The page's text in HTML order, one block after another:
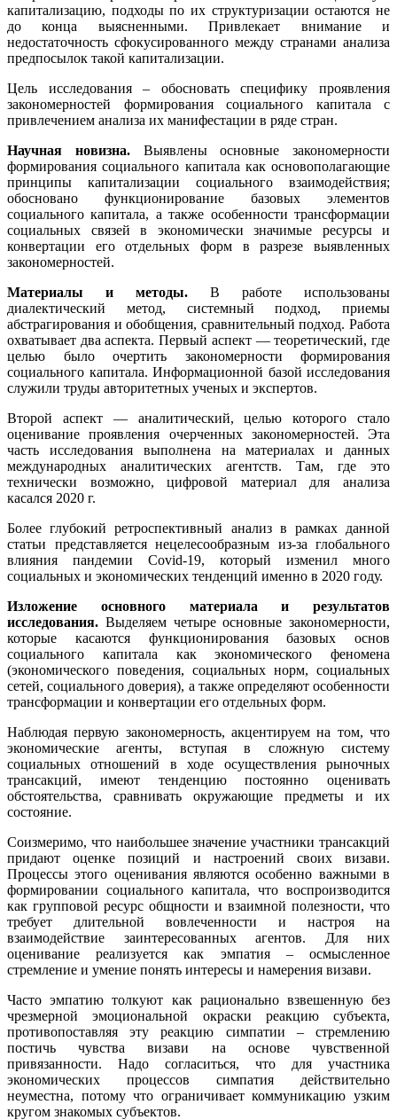
капитализацию, подходы по их структуризации остаются не
до конца выясненными. Привлекает внимание и
недостаточность сфокусированного между странами анализа
предпосылок такой капитализации.
Цель исследования – обосновать специфику проявления
закономерностей формирования социального капитала с
привлечением анализа их манифестации в ряде стран.
Научная новизна.Выявлены основные закономерности
формирования социального капитала как основополагающие
принципы капитализации социального взаимодействия;
обосновано функционирование базовых элементов
социального капитала, а также особенности трансформации
социальных связей в экономически значимые ресурсы и
конвертации его отдельных форм в разрезе выявленных
закономерностей.
Материалы и методы. В работе использованы
диалектический метод, системный подход, приемы
абстрагирования и обобщения, сравнительный подход. Работа
охватывает два аспекта. Первый аспект — теоретический, где
целью было очертить закономерности формирования
социального капитала. Информационной базой исследования
служили труды авторитетных ученых и экспертов.
Второй аспект — аналитический, целью которого стало
оценивание проявления очерченных закономерностей. Эта
часть исследования выполнена на материалах и данных
международных аналитических агентств. Там, где это
технически возможно, цифровой материал для анализа
касался 2020 г.
Более глубокий ретроспективный анализ в рамках данной
статьи представляется нецелесообразным из-за глобального
влияния пандемии Covid-19, который изменил много
социальных и экономических тенденций именно в 2020 году.
Изложение основного материала и результатов
исследования. Выделяем четыре основные закономерности,
которые касаются функционирования базовых основ
социального капитала как экономического феномена
(экономического поведения, социальных норм, социальных
сетей, социального доверия), а также определяют особенности
трансформации и конвертации его отдельных форм.
Наблюдая первую закономерность, акцентируем на том, что
экономические агенты, вступая в сложную систему
социальных отношений в ходе осуществления рыночных
трансакций, имеют тенденцию постоянно оценивать
обстоятельства, сравнивать окружающие предметы и их
состояние.
Соизмеримо, что наибольшее значение участники трансакций
придают оценке позиций и настроений своих визави.
Процессы этого оценивания являются особенно важными в
формировании социального капитала, что воспроизводится
как групповой ресурс общности и взаимной полезности, что
требует длительной вовлеченности и настроя на
взаимодействие заинтересованных агентов. Для них
оценивание реализуется как эмпатия – осмысленное
стремление и умение понять интересы и намерения визави.
Часто эмпатию толкуют как рационально взвешенную без
чрезмерной эмоциональной окраски реакцию субъекта,
противопоставляя эту реакцию симпатии – стремлению
постичь чувства визави на основе чувственной
привязанности. Надо согласиться, что для участника
экономических процессов симпатия действительно
неуместна, потому что ограничивает коммуникацию узким
кругом знакомых субъектов.